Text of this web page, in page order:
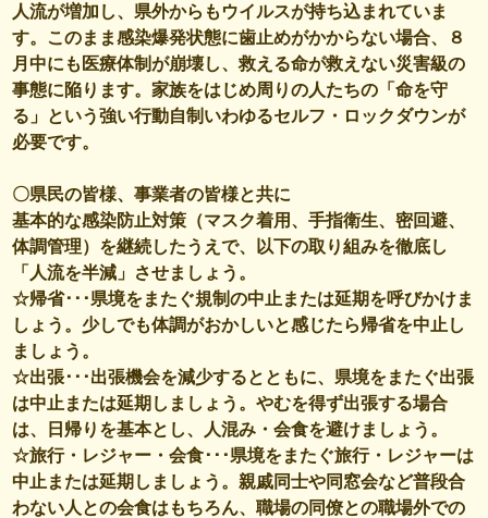
人流が増加し、県外からもウイルスが持ち込まれていま
す。このまま感染爆発状態に歯止めがかからない場合、８
月中にも医療体制が崩壊し、救える命が救えない災害級の
事態に陥ります。家族をはじめ周りの人たちの「命を守
る」という強い行動自制いわゆるセルフ・ロックダウンが
必要です。
〇県民の皆様、事業者の皆様と共に
基本的な感染防止対策（マスク着用、手指衛生、密回避、
体調管理）を継続したうえで、以下の取り組みを徹底し
「人流を半減」させましょう。
☆帰省･･･県境をまたぐ規制の中止または延期を呼びかけま
しょう。少しでも体調がおかしいと感じたら帰省を中止し
ましょう。
☆出張･･･出張機会を減少するとともに、県境をまたぐ出張
は中止または延期しましょう。やむを得ず出張する場合
は、日帰りを基本とし、人混み・会食を避けましょう。
☆旅行・レジャー・会食･･･県境をまたぐ旅行・レジャーは
中止または延期しましょう。親戚同士や同窓会など普段合
わない人との会食はもちろん、職場の同僚との職場外での